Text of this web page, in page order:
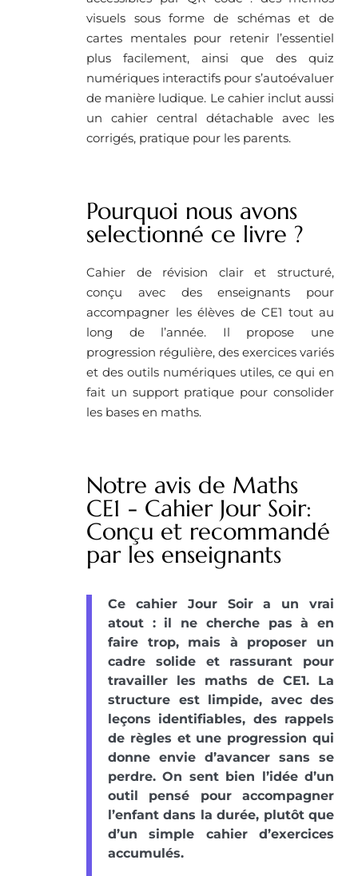
visuels sous forme de schémas et de
cartes mentales pour retenir l’essentiel
plus facilement, ainsi que des quiz
numériques interactifs pour s’autoévaluer
de manière ludique. Le cahier inclut aussi
un cahier central détachable avec les
corrigés, pratique pour les parents.
Pourquoi nous avons
selectionné ce livre ?
Cahier de révision clair et structuré,
conçu avec des enseignants pour
accompagner les élèves de CE1 tout au
long de l’année. Il propose une
progression régulière, des exercices variés
et des outils numériques utiles, ce qui en
fait un support pratique pour consolider
les bases en maths.
Notre avis de Maths
CE1 - Cahier Jour Soir:
Conçu et recommandé
par les enseignants
Ce cahier Jour Soir a un vrai
atout : il ne cherche pas à en
faire trop, mais à proposer un
cadre solide et rassurant pour
travailler les maths de CE1. La
structure est limpide, avec des
leçons identifiables, des rappels
de règles et une progression qui
donne envie d’avancer sans se
perdre. On sent bien l’idée d’un
outil pensé pour accompagner
l’enfant dans la durée, plutôt que
d’un simple cahier d’exercices
accumulés.